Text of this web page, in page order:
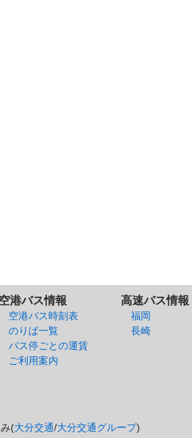
空港バス情報
空港バス時刻表
のりば一覧
バス停ごとの運賃
ご利用案内
高速バス情報
福岡
長崎
(大分交通/大分交通グループ)